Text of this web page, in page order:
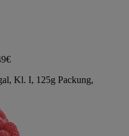
Kl. I, 125g Packung,